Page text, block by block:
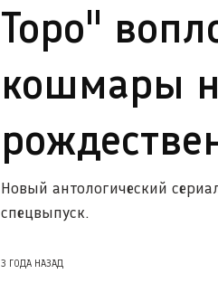
Торо"
кошмары
Новый антологический
спецвыпуск.
3 ГОДА НАЗАД